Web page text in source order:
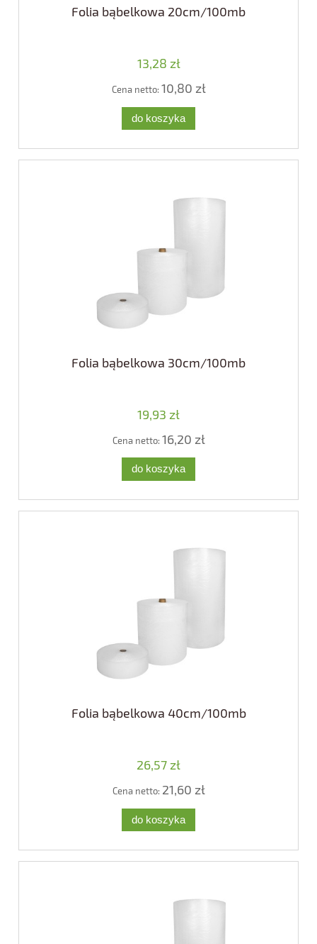
Folia bąbelkowa 20cm/100mb
13,28 zł
Cena netto: 10,80 zł
do koszyka
Folia bąbelkowa 30cm/100mb
19,93 zł
Cena netto: 16,20 zł
do koszyka
Folia bąbelkowa 40cm/100mb
26,57 zł
Cena netto: 21,60 zł
do koszyka